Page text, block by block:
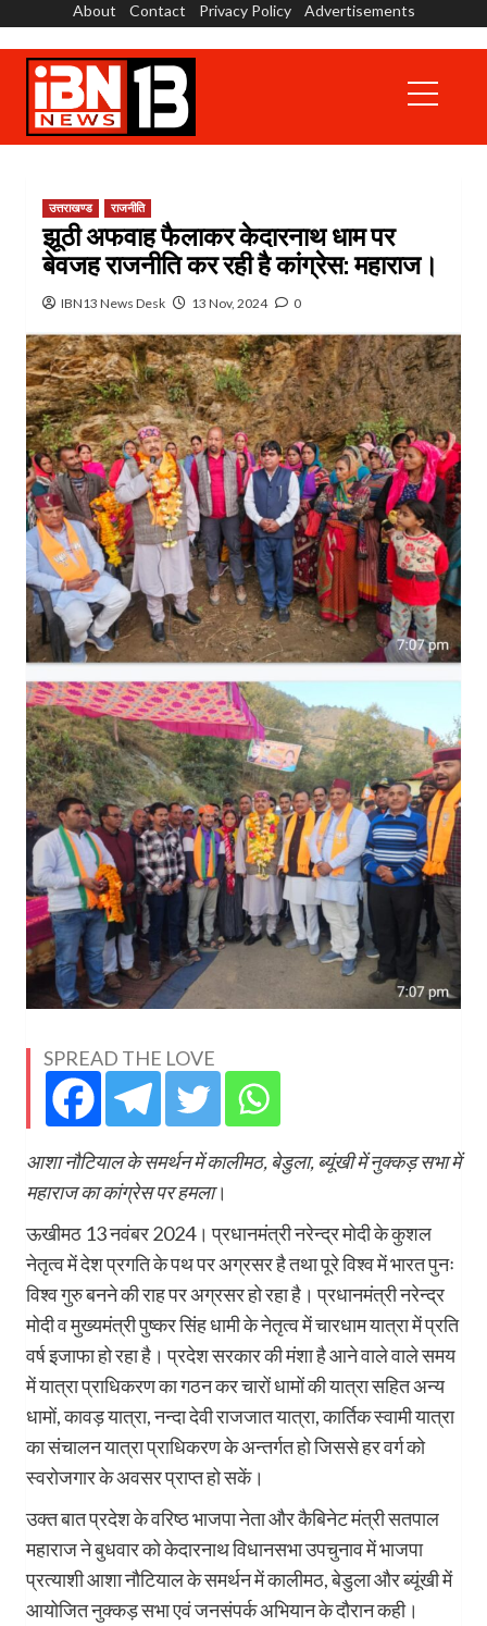
content
About Contact Privacy Policy Advertisements
Menu
उत्तराखण्ड राजनीति
झूठी अफवाह फैलाकर केदारनाथ धाम पर
बेवजह राजनीति कर रही है कांग्रेस: महाराज।
IBN13 News Desk 13 Nov, 2024 0
SPREAD THE LOVE
आशा नौटियाल के समर्थन में कालीमठ, बेडुला, ब्यूंखी में नुक्कड़ सभा में
महाराज का कांग्रेस पर हमला।
ऊखीमठ 13 नवंबर 2024। प्रधानमंत्री नरेन्द्र मोदी के कुशल
नेतृत्व में देश प्रगति के पथ पर अग्रसर है तथा पूरे विश्व में भारत पुनः
विश्व गुरु बनने की राह पर अग्रसर हो रहा है। प्रधानमंत्री नरेन्द्र
मोदी व मुख्यमंत्री पुष्कर सिंह धामी के नेतृत्व में चारधाम यात्रा में प्रति
वर्ष इजाफा हो रहा है। प्रदेश सरकार की मंशा है आने वाले वाले समय
में यात्रा प्राधिकरण का गठन कर चारों धामों की यात्रा सहित अन्य
धामों, कावड़ यात्रा, नन्दा देवी राजजात यात्रा, कार्तिक स्वामी यात्रा
का संचालन यात्रा प्राधिकरण के अन्तर्गत हो जिससे हर वर्ग को
स्वरोजगार के अवसर प्राप्त हो सकें।
उक्त बात प्रदेश के वरिष्ठ भाजपा नेता और कैबिनेट मंत्री सतपाल
महाराज ने बुधवार को केदारनाथ विधानसभा उपचुनाव में भाजपा
प्रत्याशी आशा नौटियाल के समर्थन में कालीमठ, बेडुला और ब्यूंखी में
आयोजित नुक्कड़ सभा एवं जनसंपर्क अभियान के दौरान कही।